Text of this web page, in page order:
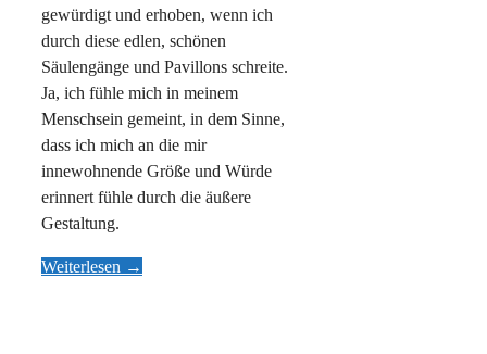
gewürdigt und erhoben, wenn ich
durch diese edlen, schönen
Säulengänge und Pavillons schreite.
Ja, ich fühle mich in meinem
Menschsein gemeint, in dem Sinne,
dass ich mich an die mir
innewohnende Größe und Würde
erinnert fühle durch die äußere
Gestaltung.
Weiterlesen →